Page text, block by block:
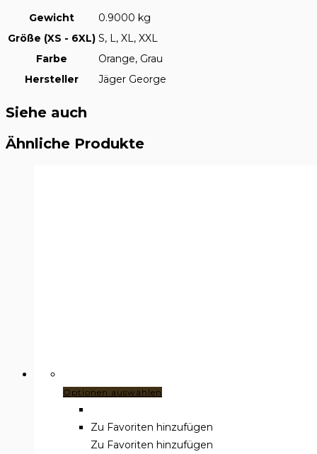
Gewicht
0.9000 kg
Größe (XS - 6XL) S, L, XL, XXL
Farbe
Orange, Grau
Hersteller
Jäger George
Siehe auch
Ähnliche Produkte
Optionen auswählen
weist
mehrere
Zu Favoriten hinzufügen
Zu Favoriten hinzufügen